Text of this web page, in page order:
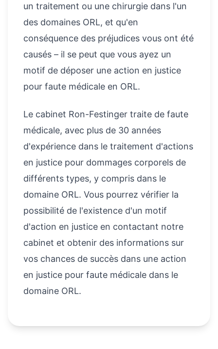
un traitement ou une chirurgie dans l'un
des domaines ORL, et qu'en
conséquence des préjudices vous ont été
causés – il se peut que vous ayez un
motif de déposer une action en justice
pour faute médicale en ORL.
Le cabinet Ron-Festinger traite de faute
médicale, avec plus de 30 années
d'expérience dans le traitement d'actions
en justice pour dommages corporels de
différents types, y compris dans le
domaine ORL. Vous pourrez vérifier la
possibilité de l'existence d'un motif
d'action en justice en contactant notre
cabinet et obtenir des informations sur
vos chances de succès dans une action
en justice pour faute médicale dans le
domaine ORL.